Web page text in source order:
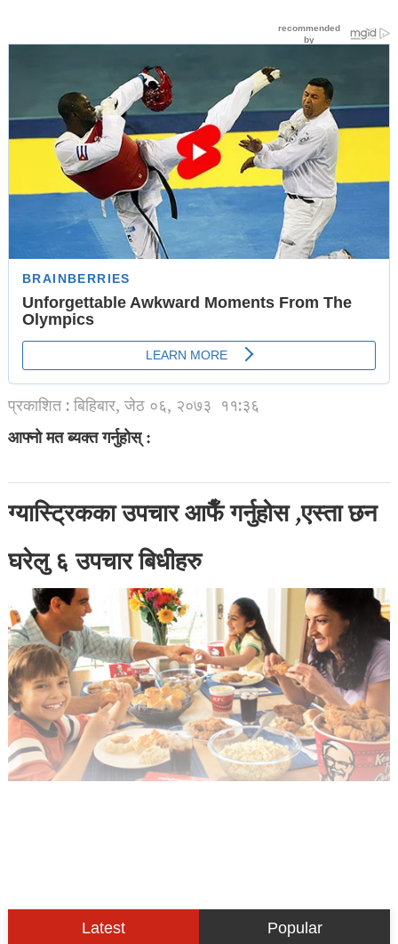
प्रकाशित : बिहिबार, जेठ ०६, २०७३ ११:३६
आफ्नो मत ब्यक्त गर्नुहोस् :
ग्यास्ट्रिकका उपचार आफैँ गर्नुहोस ,एस्ता छन
घरेलु ६ उपचार बिधीहरु
Latest Popular